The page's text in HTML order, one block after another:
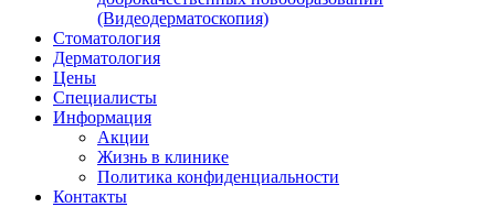
(Видеодерматоскопия)
Стоматология
Дерматология
Цены
Специалисты
Информация
Акции
Жизнь в клинике
Политика конфиденциальности
Контакты